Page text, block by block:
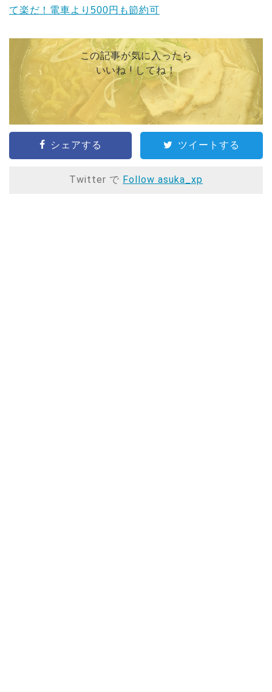
て楽だ！電車より500円も節約可
この記事が気に入ったら
いいね ! してね！
シェアする ツイートする
Twitter で Follow asuka_xp